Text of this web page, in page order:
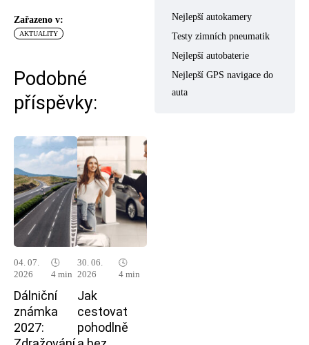
Zařazeno v:
AKTUALITY
Podobné
příspěvky:
04. 07.
2026
🕓
4 min
Dálniční
známka
2027:
30. 06.
2026
🕓
4 min
Jak
cestovat
pohodlně
Nejlepší autokamery
Testy zimních pneumatik
Nejlepší autobaterie
Nejlepší GPS navigace do
auta